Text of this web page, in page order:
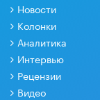
Новости
Колонки
Аналитика
Интервью
Рецензии
Видео